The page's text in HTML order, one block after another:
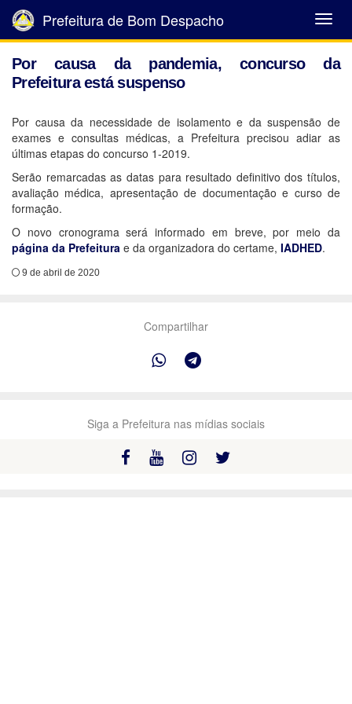
Abrir
Menu
Prefeitura de Bom Despacho
Por causa da pandemia, concurso da
Prefeitura está suspenso
Por causa da necessidade de isolamento e da suspensão de
exames e consultas médicas, a Prefeitura precisou adiar as
últimas etapas do concurso 1-2019.
Serão remarcadas as datas para resultado definitivo dos títulos,
avaliação médica, apresentação de documentação e curso de
formação.
O novo cronograma será informado em breve, por meio da
página da Prefeitura e da organizadora do certame, IADHED.
9 de abril de 2020
Compartilhar
Siga a Prefeitura nas mídias sociais